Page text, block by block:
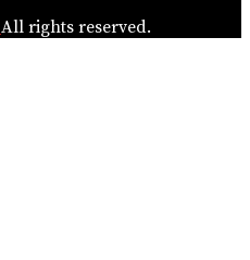
All rights reserved.